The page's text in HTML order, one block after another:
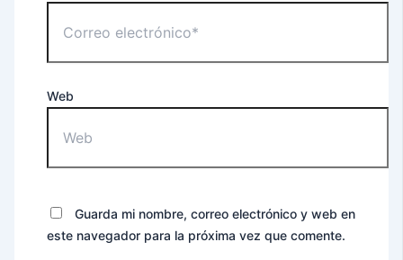
Web
Guarda mi nombre, correo electrónico y web en
este navegador para la próxima vez que comente.